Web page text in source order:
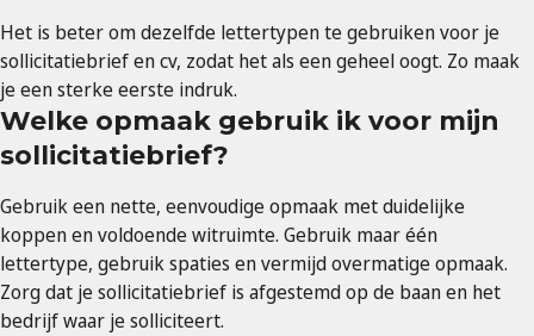
Het is beter om dezelfde lettertypen te gebruiken voor je
sollicitatiebrief en cv, zodat het als een geheel oogt. Zo maak
je een sterke eerste indruk.
Welke opmaak gebruik ik voor mijn
sollicitatiebrief?
Gebruik een nette, eenvoudige opmaak met duidelijke
koppen en voldoende witruimte. Gebruik maar één
lettertype, gebruik spaties en vermijd overmatige opmaak.
Zorg dat je sollicitatiebrief is afgestemd op de baan en het
bedrijf waar je solliciteert.